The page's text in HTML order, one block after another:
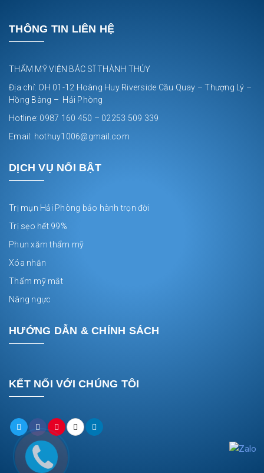
THÔNG TIN LIÊN HỆ
THẨM MỸ VIỆN BÁC SĨ THÀNH THỦY
Địa chỉ: OH 01-12 Hoàng Huy Riverside Cầu Quay – Thượng Lý –
Hồng Bàng – Hải Phòng
Hotline: 0987 160 450 – 02253 509 339
Email: hothuy1006@gmail.com
DỊCH VỤ NỔI BẬT
Trị mụn Hải Phòng bảo hành trọn đời
Trị sẹo hết 99%
Phun xăm thẩm mỹ
Xóa nhăn
Thẩm mỹ mắt
Nâng ngực
HƯỚNG DẪN & CHÍNH SÁCH
KẾT NỐI VỚI CHÚNG TÔI